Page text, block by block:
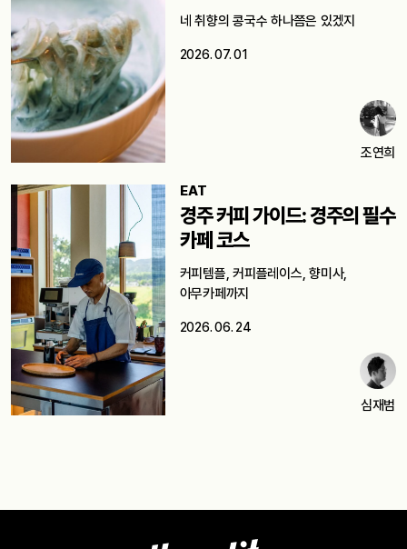
네 취향의 콩국수 하나쯤은 있겠지
2026. 07. 01
조연희
EAT
경주 커피 가이드: 경주의 필수
카페 코스
커피템플, 커피플레이스, 향미사,
아무카페까지
2026. 06. 24
심재범